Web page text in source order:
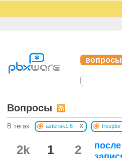
вопросы
Вопросы
В тегах asterisk1.6 x freepbx
2
1
2k